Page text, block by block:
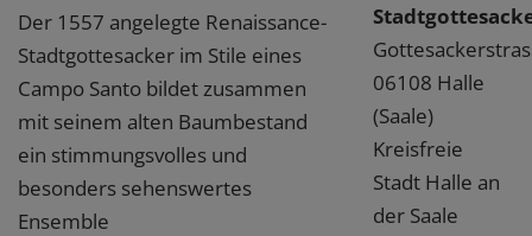
Der 1557 angelegte Renaissance-
Stadtgottesacker im Stile eines
Campo Santo bildet zusammen
mit seinem alten Baumbestand
ein stimmungsvolles und
besonders sehenswertes
Ensemble
06108 Halle
(Saale)
Kreisfreie
Stadt Halle an
der Saale